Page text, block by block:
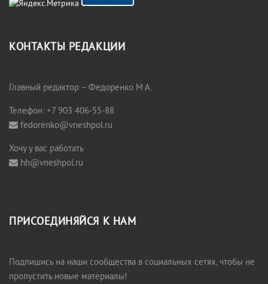
КОНТАКТЫ РЕДАКЦИИ
Главный редактор – Федоренко М.А.
Телефон: +7 903 406-55-88
fedorenko@vneshpol.ru
Хочу у вас работать
hh@vneshpol.ru
ПРИСОЕДИНЯЙСЯ К НАМ
Подпишись на наши сообщества в социальных сетях, чтобы не
пропустить новые материалы!